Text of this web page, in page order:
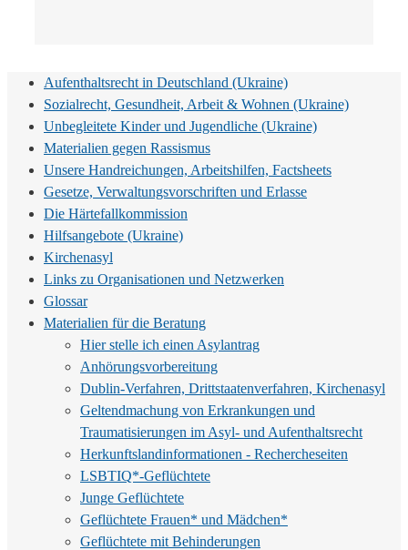
Aufenthaltsrecht in Deutschland (Ukraine)
Sozialrecht, Gesundheit, Arbeit & Wohnen (Ukraine)
Unbegleitete Kinder und Jugendliche (Ukraine)
Materialien gegen Rassismus
Unsere Handreichungen, Arbeitshilfen, Factsheets
Gesetze, Verwaltungsvorschriften und Erlasse
Die Härtefallkommission
Hilfsangebote (Ukraine)
Kirchenasyl
Links zu Organisationen und Netzwerken
Glossar
Materialien für die Beratung
Hier stelle ich einen Asylantrag
Anhörungsvorbereitung
Dublin-Verfahren, Drittstaatenverfahren, Kirchenasyl
Geltendmachung von Erkrankungen und
Traumatisierungen im Asyl- und Aufenthaltsrecht
Herkunftslandinformationen - Rechercheseiten
LSBTIQ*-Geflüchtete
Junge Geflüchtete
Geflüchtete Frauen* und Mädchen*
Geflüchtete mit Behinderungen